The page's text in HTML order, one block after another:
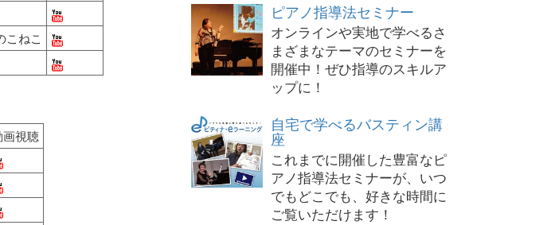
ねこ
画視聴
ピアノ指導法セミナー
オンラインや実地で学べるさ
まざまなテーマのセミナーを
開催中！ぜひ指導のスキルア
ップに！
自宅で学べるバスティン講
座
これまでに開催した豊富なピ
アノ指導法セミナーが、いつ
でもどこでも、好きな時間に
ご覧いただけます！